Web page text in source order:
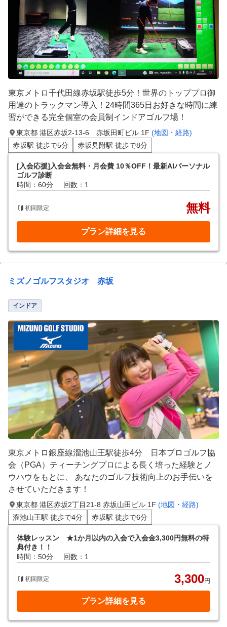
東京メトロ千代田線赤坂駅徒歩5分！世界のトッププロ御
用達のトラックマン導入！24時間365日お好きな時間に練
習ができる完全個室の会員制インドアゴルフ場！
東京都 港区赤坂2-13-6 赤坂田町ビル 1F (地図・経路)
赤坂駅 徒歩で5分
赤坂見附駅 徒歩で8分
[入会応援]入会金無料・月会費 10％OFF！最新AIパーソナル
ゴルフ診断
時間：60分
回数：1
初回限定 無料
プラン詳細を見る
ミズノゴルフスタジオ 赤坂
インドア
東京メトロ銀座線溜池山王駅徒歩4分 日本プロゴルフ協
会（PGA）ティーチングプロによる長く培った経験とノ
ウハウをもとに、 あなたのゴルフ技術向上のお手伝いを
させていただきます！
東京都 港区赤坂2丁目21-8 赤坂山田ビル 1F (地図・経路)
溜池山王駅 徒歩で4分
赤坂駅 徒歩で6分
体験レッスン ★1か月以内の入会で入会金3,300円無料の特
典付き！！
時間：50分
回数：1
初回限定 3,300円
プラン詳細を見る